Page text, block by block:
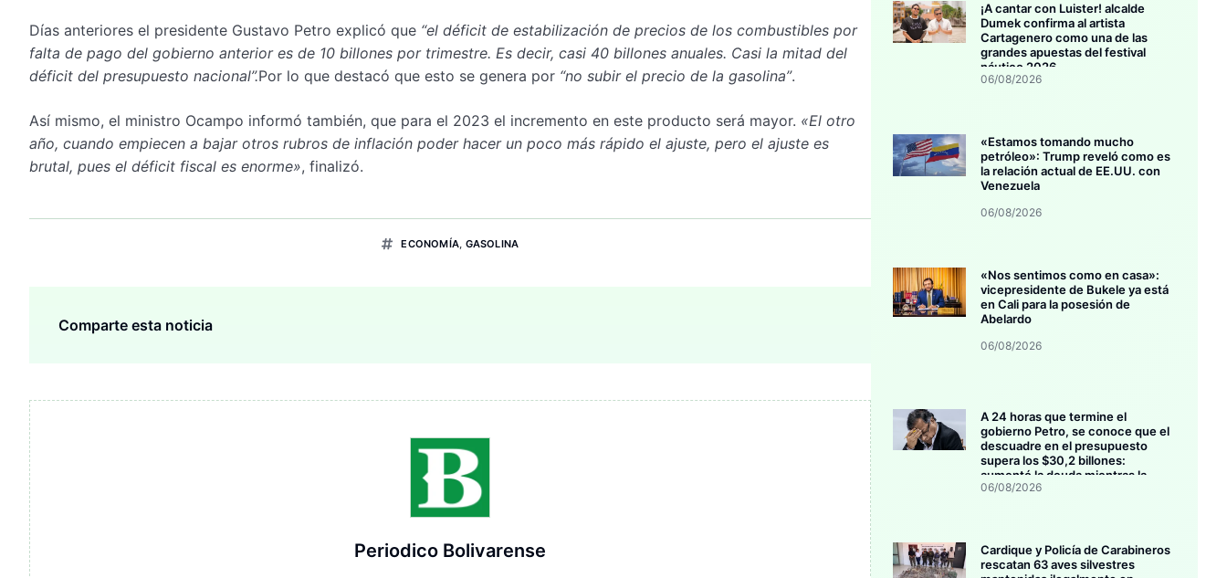
Días anteriores el presidente Gustavo Petro explicó que “el déficit de estabilización de precios de los combustibles por
falta de pago del gobierno anterior es de 10 billones por trimestre. Es decir, casi 40 billones anuales. Casi la mitad del
déficit del presupuesto nacional”.Por lo que destacó que esto se genera por “no subir el precio de la gasolina”.
Así mismo, el ministro Ocampo informó también, que para el 2023 el incremento en este producto será mayor. «El otro
año, cuando empiecen a bajar otros rubros de inflación poder hacer un poco más rápido el ajuste, pero el ajuste es
brutal, pues el déficit fiscal es enorme», finalizó.
ECONOMÍA, GASOLINA
Comparte esta noticia
Periodico Bolivarense
¡A cantar con Luister! alcalde
Dumek confirma al artista
Cartagenero como una de las
grandes apuestas del festival
náutico 2026
06/08/2026
«Estamos tomando mucho
petróleo»: Trump reveló como es
la relación actual de EE.UU. con
Venezuela
06/08/2026
«Nos sentimos como en casa»:
vicepresidente de Bukele ya está
en Cali para la posesión de
Abelardo
06/08/2026
A 24 horas que termine el
gobierno Petro, se conoce que el
descuadre en el presupuesto
supera los $30,2 billones:
aumentó la deuda mientras la
inversión se estanca
06/08/2026
Cardique y Policía de Carabineros
rescatan 63 aves silvestres